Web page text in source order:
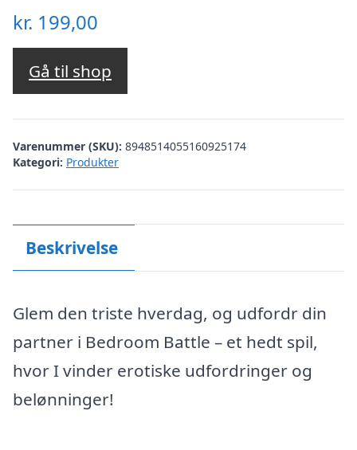
kr. 199,00
Gå til shop
Varenummer (SKU): 8948514055160925174
Kategori: Produkter
Beskrivelse
Glem den triste hverdag, og udfordr din
partner i Bedroom Battle – et hedt spil,
hvor I vinder erotiske udfordringer og
belønninger!